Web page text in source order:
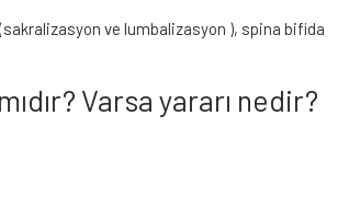
ve lumbalizasyon ), spina bifida
Varsa yararı nedir?